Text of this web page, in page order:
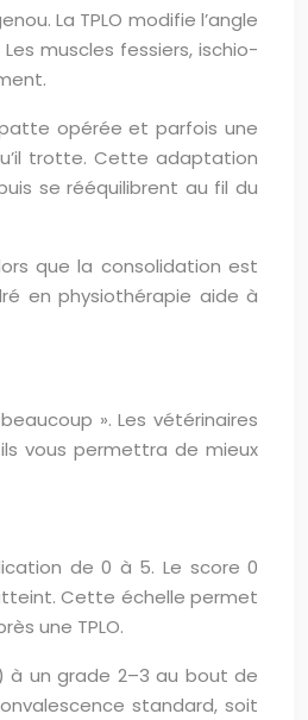
La TPLO modifie l’angle
muscles fessiers, ischio-
patte opérée et parfois une
trotte. Cette adaptation
se rééquilibrent au fil du
que la consolidation est
en physiothérapie aide à
». Les vétérinaires
vous permettra de mieux
de 0 à 5. Le score 0
Cette échelle permet
une TPLO.
à un grade 2–3 au bout de
standard, soit